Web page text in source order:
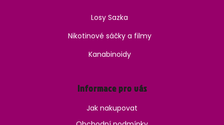
Losy Sazka
Nikotinové sáčky a filmy
Kanabinoidy
Informace pro vás
Jak nakupovat